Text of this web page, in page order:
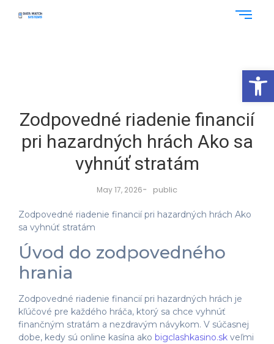
Zodpovedné riadenie financií
pri hazardných hrách Ako sa
vyhnúť stratám
May 17, 2026- public
Zodpovedné riadenie financií pri hazardných hrách Ako
sa vyhnúť stratám
Úvod do zodpovedného
hrania
Zodpovedné riadenie financií pri hazardných hrách je
kľúčové pre každého hráča, ktorý sa chce vyhnúť
finančným stratám a nezdravým návykom. V súčasnej
dobe, kedy sú online kasína ako bigclashkasino.sk veľmi